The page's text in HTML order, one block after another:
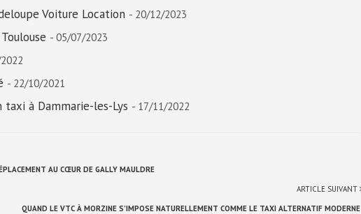
Voiture Location - 20/12/2023
- 05/07/2023
- 22/10/2021
à Dammarie-les-Lys - 17/11/2022
AU CŒUR DE GALLY MAULDRE
ARTICLE SUIVANT
QUAND LE VTC À MORZINE S’IMPOSE NATURELLEMENT COMME LE TAXI ALTERNATIF MODERNE